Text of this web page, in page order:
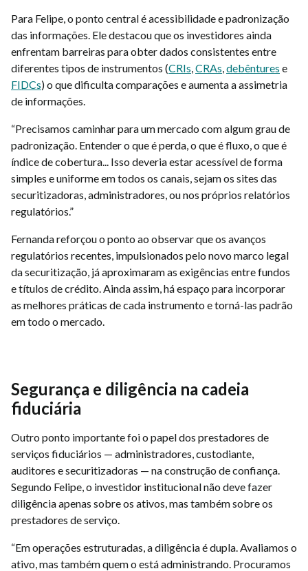
Para Felipe, o ponto central é acessibilidade e padronização
das informações. Ele destacou que os investidores ainda
enfrentam barreiras para obter dados consistentes entre
diferentes tipos de instrumentos (CRIs,CRAs,debêntures e
FIDCs) o que dificulta comparações e aumenta a assimetria
de informações.
“Precisamos caminhar para um mercado com algum grau de
padronização. Entender o que é perda, o que é fluxo, o que é
índice de cobertura... Isso deveria estar acessível de forma
simples e uniforme em todos os canais, sejam os sites das
securitizadoras, administradores, ou nos próprios relatórios
regulatórios.”
Fernanda reforçou o ponto ao observar que os avanços
regulatórios recentes, impulsionados pelo novo marco legal
da securitização, já aproximaram as exigências entre fundos
e títulos de crédito. Ainda assim, há espaço para incorporar
as melhores práticas de cada instrumento e torná-las padrão
em todo o mercado.
Segurança e diligência na cadeia
fiduciária
Outro ponto importante foi o papel dos prestadores de
serviços fiduciários — administradores, custodiante,
auditores e securitizadoras — na construção de confiança.
Segundo Felipe, o investidor institucional não deve fazer
diligência apenas sobre os ativos, mas também sobre os
prestadores de serviço.
“Em operações estruturadas, a diligência é dupla. Avaliamos o
ativo, mas também quem o está administrando. Procuramos